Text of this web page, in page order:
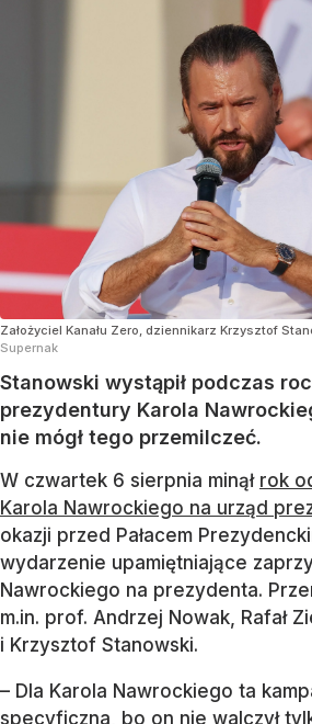
Założyciel Kanału Zero, dziennikarz Krzysztof
Supernak
Stanowski wystąpił podczas
prezydentury Karola
nie mógł tego przemilczeć.
W czwartek 6 sierpnia minął rok
Karola Nawrockiego na urząd
okazji przed Pałacem
wydarzenie upamiętniające
Nawrockiego na prezydenta.
m.in. prof. Andrzej Nowak, Rafał
i Krzysztof Stanowski.
– Dla Karola Nawrockiego ta
specyficzna, bo on nie walczył